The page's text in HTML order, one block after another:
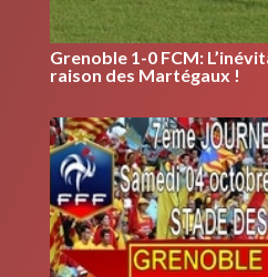
Grenoble 1-0 FCM:
raison des Martégaux !